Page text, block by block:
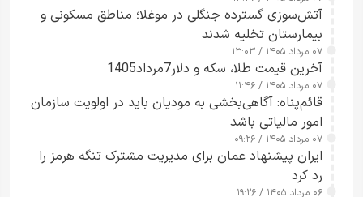
آتش‌سوزی گسترده جنگلی در موغلا؛ مناطق مسکونی و
بیمارستان تخلیه شدند
۰۷ مرداد ۱۴۰۵ / ۱۳:۰۳
آخرین قیمت طلا، سکه و دلار7مرداد1405
۰۷ مرداد ۱۴۰۵ / ۱۱:۴۶
قائم‌پناه: آگاهی‌بخشی به مودیان باید در اولویت سازمان
امور مالیاتی باشد
۰۷ مرداد ۱۴۰۵ / ۰۹:۲۶
ایران پیشنهاد عمان برای مدیریت مشترک تنگه هرمز را
رد کرد
۰۶ مرداد ۱۴۰۵ / ۱۹:۲۶